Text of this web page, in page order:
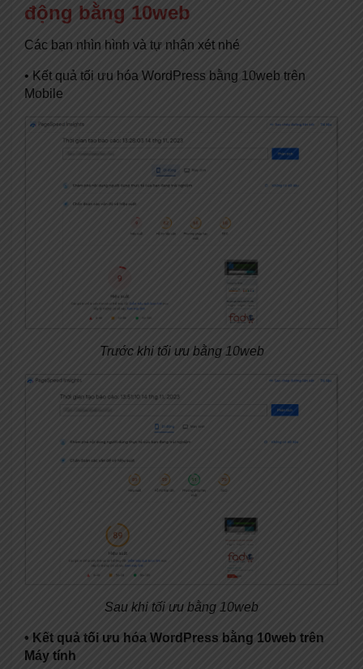
động bằng 10web
Các bạn nhìn hình và tự nhận xét nhé
• Kết quả tối ưu hóa WordPress bằng 10web trên
Mobile
Trước khi tối ưu bằng 10web
Sau khi tối ưu bằng 10web
• Kết quả tối ưu hóa WordPress bằng 10web trên
Máy tính